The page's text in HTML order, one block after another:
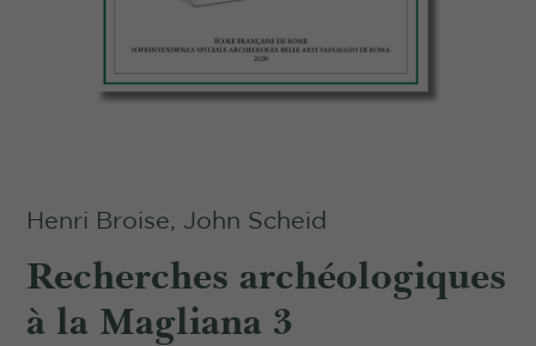
Henri Broise, John Scheid
Recherches archéologiques
à la Magliana 3